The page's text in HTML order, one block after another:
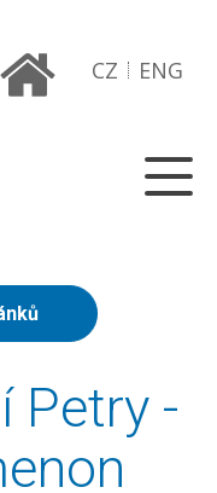
CZ ENG
Petry -